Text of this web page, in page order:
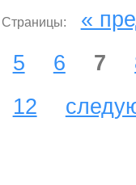
Страницы: «
5
6 7
12